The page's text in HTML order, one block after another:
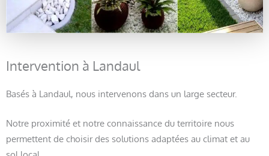
Intervention à Landaul
Basés à Landaul, nous intervenons dans un large secteur.
Notre proximité et notre connaissance du territoire nous
permettent de choisir des solutions adaptées au climat et au